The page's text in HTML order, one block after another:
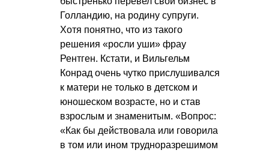
Голландию, на родину супруги.
Хотя понятно, что из такого
решения «росли уши» фрау
Рентген. Кстати, и Вильгельм
Конрад очень чутко прислушивался
к матери не только в детском и
юношеском возрасте, но и став
взрослым и знаменитым. «Вопрос:
«Как бы действовала или говорила
в том или ином трудноразрешимом